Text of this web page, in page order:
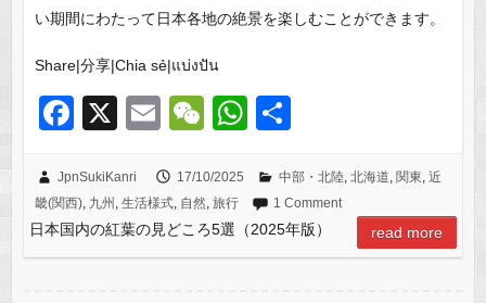
い期間にわたって日本各地の絶景を楽しむことができます。
Share|分享|Chia sẻ|แบ่งปัน
F
c
e
b
X
E
ail
W
C
h
at
W
at
s
A
JpnSukiKanri 17/10/2025 中部・北陸, 北海道 関東 近
畿(関西), 九州 生活様式, 自然, 旅行 1 Comment
日本国内の紅葉の見どころ5選（2025年版） read more